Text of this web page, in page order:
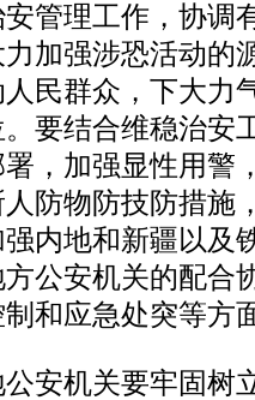
管理工作，协调
加强涉恐活动的
民群众，下大力
要结合维稳治安
，加强显性用警
防物防技防措施
内地和新疆以及
公安机关的配合
和应急处突等方
机关要牢固树立